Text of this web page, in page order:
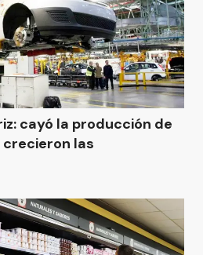
cayó la producción de
crecieron las